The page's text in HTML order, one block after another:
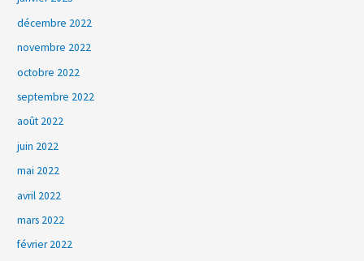
décembre 2022
novembre 2022
octobre 2022
septembre 2022
août 2022
juin 2022
mai 2022
avril 2022
mars 2022
février 2022